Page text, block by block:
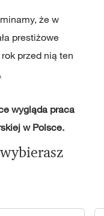
że w
prestiżowe
przed nią ten
wygląda praca
w Polsce.